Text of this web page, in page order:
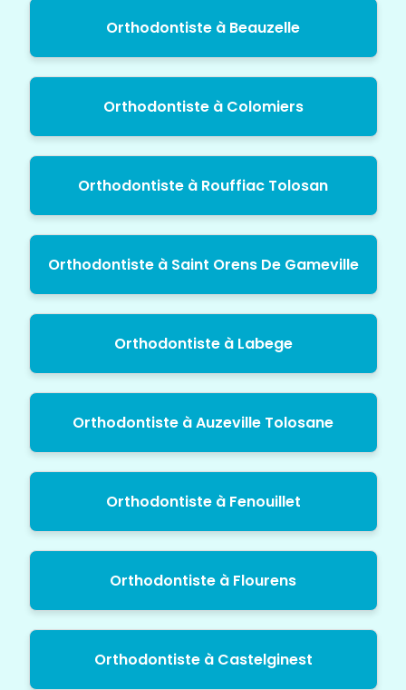
Orthodontiste à Beauzelle
Orthodontiste à Colomiers
Orthodontiste à Rouffiac Tolosan
Orthodontiste à Saint Orens De Gameville
Orthodontiste à Labege
Orthodontiste à Auzeville Tolosane
Orthodontiste à Fenouillet
Orthodontiste à Flourens
Orthodontiste à Castelginest